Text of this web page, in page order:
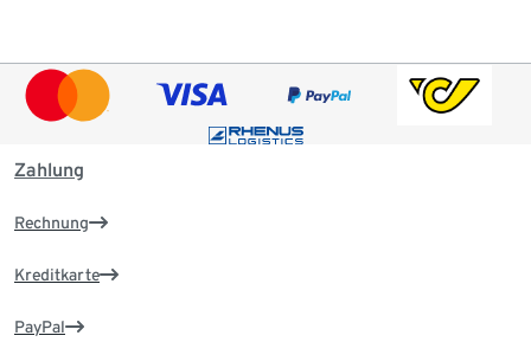
Zahlung
Rechnung
Kreditkarte
PayPal